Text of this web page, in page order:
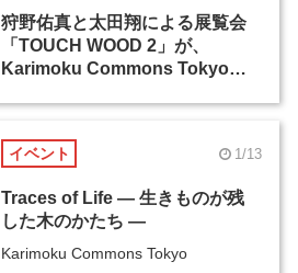
狩野佑真と太田翔による展覧会
「TOUCH WOOD 2」が、
Karimoku Commons Tokyoに
イベント 1/13
Traces of Life ― 生きものが残
した木のかたち ―
Karimoku Commons Tokyo